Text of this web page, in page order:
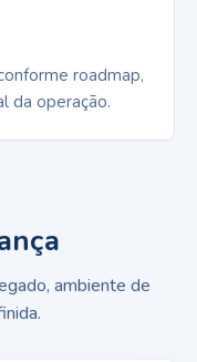
roadmap,
da operação.
ambiente de